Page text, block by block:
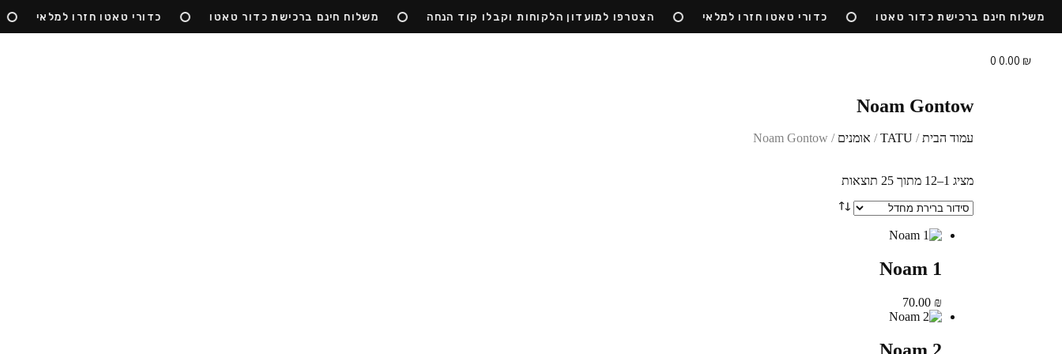
משלוח חינם ברכישת כדור טאטו כדורי טאטו חזרו למלאי משלוח חינם ברכישת כדור טאטו כדורי טאטו חזרו למלאי הצטרפו למועדון הלקוחות וקבלו קוד הנחה
0.00 ₪
0
Noam Gontow
עמוד הבית/
TATU
/ אומנים / Noam Gontow
מציג 1–12 מתוך 25 תוצאות
Noam 1
70.00 ₪
Noam 2